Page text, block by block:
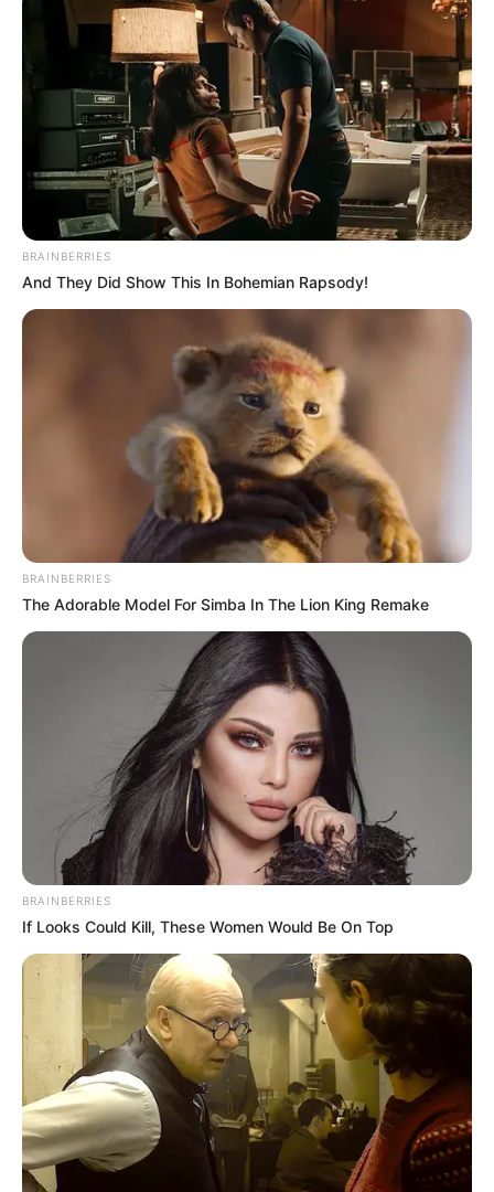
ΤΑΥΤΟΤΗΤΑ ΚΑΙ ΕΠΙΚΟΙΝΩΝΙΑ ΟΡΟΙ ΧΡΗΣΗΣ
BRAINBERRIES
And They Did Show This In Bohemian Rapsody!
BRAINBERRIES
The Adorable Model For Simba In The Lion King Remake
BRAINBERRIES
If Looks Could Kill, These Women Would Be On Top